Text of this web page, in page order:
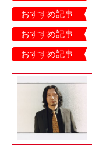
おすすめ記事
おすすめ記事
おすすめ記事